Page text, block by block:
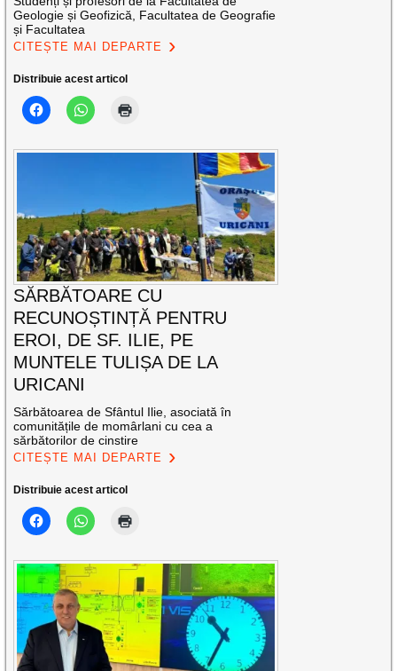
Geologie și Geofizică, Facultatea de Geografie
și Facultatea
CITEȘTE MAI DEPARTE
Distribuie acest articol
SĂRBĂTOARE CU
RECUNOȘTINȚĂ PENTRU
EROI, DE SF. ILIE, PE
MUNTELE TULIȘA DE LA
URICANI
Sărbătoarea de Sfântul Ilie, asociată în
comunitățile de momârlani cu cea a
sărbătorilor de cinstire
CITEȘTE MAI DEPARTE
Distribuie acest articol